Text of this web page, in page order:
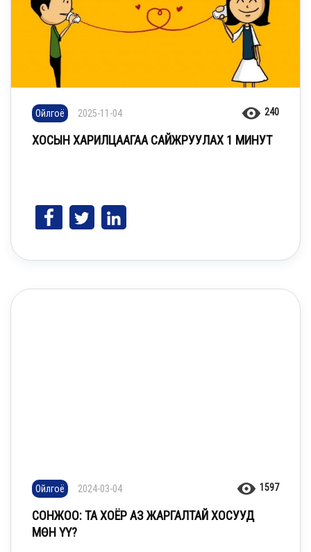
Ойлгоё 2025-11-04 240
ХОСЫН ХАРИЛЦААГАА САЙЖРУУЛАХ 1 МИНУТ
Ойлгоё 2024-03-04 1597
СОНЖОО: ТА ХОЁР АЗ ЖАРГАЛТАЙ ХОСУУД
МӨН ҮҮ?